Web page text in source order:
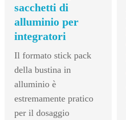
sacchetti di
alluminio per
integratori
Il formato stick pack
della bustina in
alluminio è
estremamente pratico
per il dosaggio